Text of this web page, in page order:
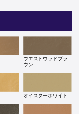
ウエストウッドブラ
ウン
オイスターホワイト